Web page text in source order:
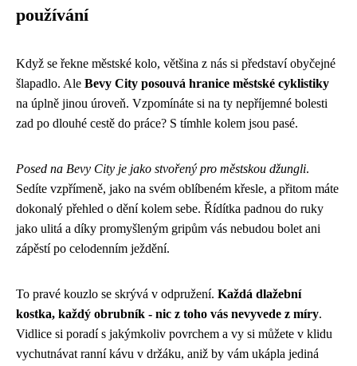
používání
Když se řekne městské kolo, většina z nás si představí obyčejné
šlapadlo. Ale Bevy City posouvá hranice městské cyklistiky
na úplně jinou úroveň. Vzpomínáte si na ty nepříjemné bolesti
zad po dlouhé cestě do práce? S tímhle kolem jsou pasé.
Posed na Bevy City je jako stvořený pro městskou džungli.
Sedíte vzpřímeně, jako na svém oblíbeném křesle, a přitom máte
dokonalý přehled o dění kolem sebe. Řídítka padnou do ruky
jako ulitá a díky promyšleným gripům vás nebudou bolet ani
zápěstí po celodenním ježdění.
To pravé kouzlo se skrývá v odpružení. Každá dlažební
kostka, každý obrubník - nic z toho vás nevyvede z míry.
Vidlice si poradí s jakýmkoliv povrchem a vy si můžete v klidu
vychutnávat ranní kávu v držáku, aniž by vám ukápla jediná